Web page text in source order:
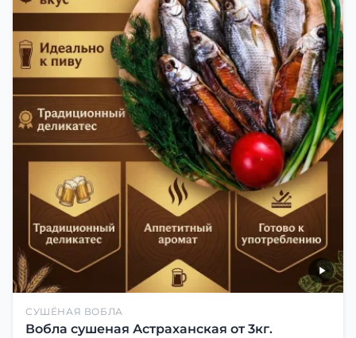
СУШЁНАЯ ВОБЛА
Вобла сушеная Астраханская от 3кг.